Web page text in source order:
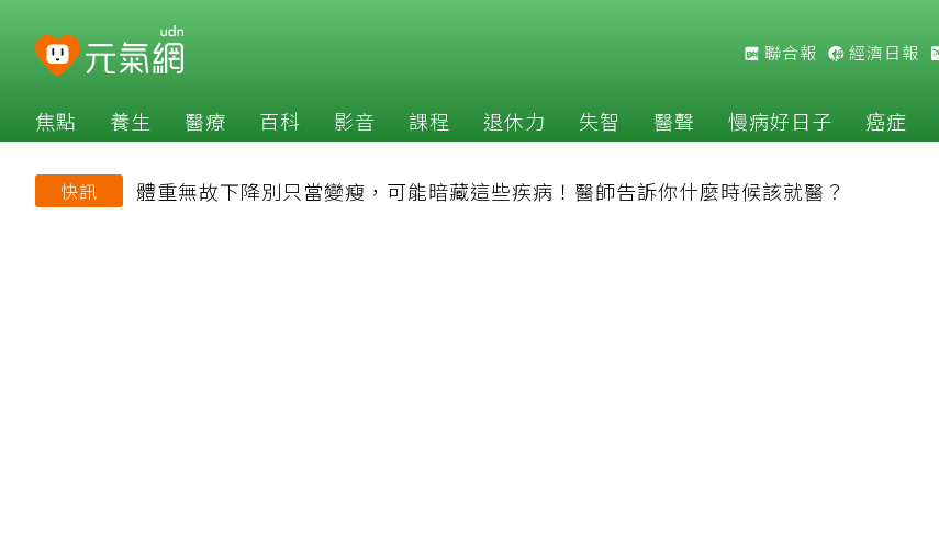
聯合報 經濟日報
焦點 養生 醫療 百科 影音 課程 退休力 失智 醫聲 慢病好日子 癌症
快訊 體重無故下降別只當變瘦，可能暗藏這些疾病！醫師告訴你什麼時候該就醫？